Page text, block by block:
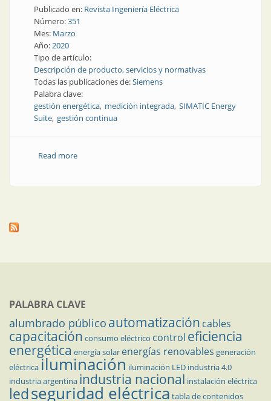
Publicado en: Revista Ingeniería Eléctrica
Número:351
Mes: Marzo
Año:2020
Tipo de artículo:
Descripción de producto, servicios y normativas
Todas las publicaciones de:Siemens
Palabra clave:
gestión energética medición integrada SIMATIC Energy
Suite gestión continua
Read moreabout Gestión energética desde el sistema de
PALABRA CLAVE
alumbrado público automatización cables
capacitación consumo eléctrico control eficiencia
energética energía solar energías renovables generación
eléctricailuminación iluminación LED industria 4.0
industria argentina industria nacional instalación eléctrica
ledseguridad eléctrica tabla de contenidos